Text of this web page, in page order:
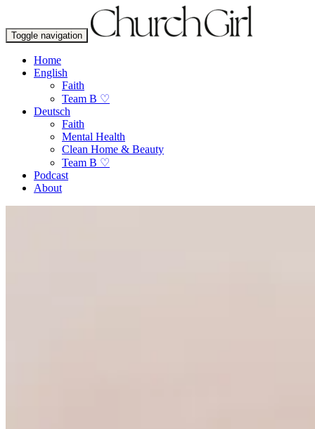
Toggle navigation
Home
English
Faith
Team B ♡
Deutsch
Faith
Mental Health
Clean Home & Beauty
Team B ♡
Podcast
About